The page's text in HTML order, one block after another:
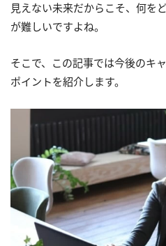
見えない未来だからこそ、何を
が難しいですよね。
そこで、この記事では今後のキ
ポイントを紹介します。